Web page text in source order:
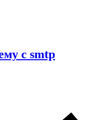
с smtp